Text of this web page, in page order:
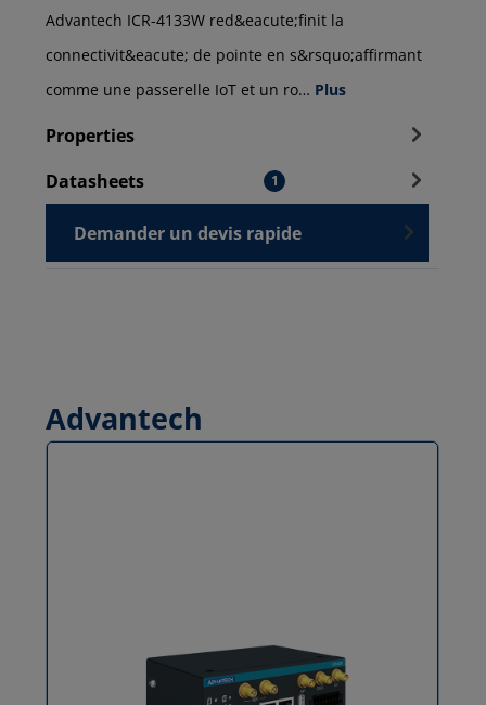
Advantech ICR-4133W red&eacute;finit la
connectivit&eacute; de pointe en s&rsquo;affirmant
comme une passerelle IoT et un ro… Plus
Properties
Datasheets
1
Demander un devis rapide
Advantech